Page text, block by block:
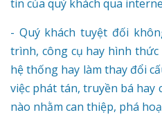
tin của quý khách qua
- Quý khách tuyệt đối
trình, công cụ hay hình
hệ thống hay làm thay đổi
việc phát tán, truyền bá hay
nào nhằm can thiệp, phá